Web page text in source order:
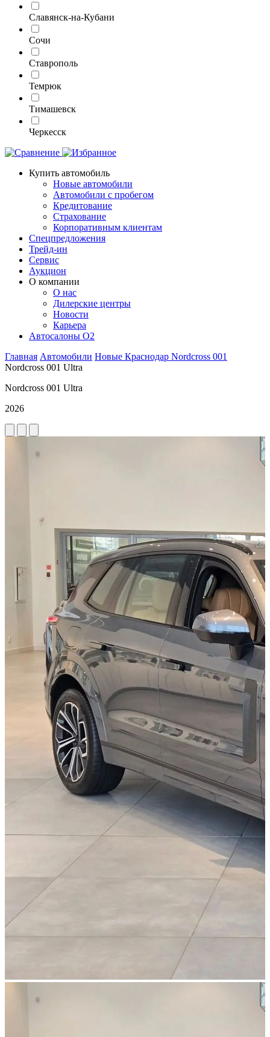
Славянск-на-Кубани
Сочи
Ставрополь
Темрюк
Тимашевск
Черкесск
Купить автомобиль
Новые автомобили
Автомобили с пробегом
Кредитование
Страхование
Корпоративным клиентам
Спецпредложения
Трейд-ин
Сервис
Аукцион
О компании
О нас
Дилерские центры
Новости
Карьера
Автосалоны O2
Главная Автомобили Новые Краснодар Nordcross 001
Nordcross 001 Ultra
Nordcross 001 Ultra
2026